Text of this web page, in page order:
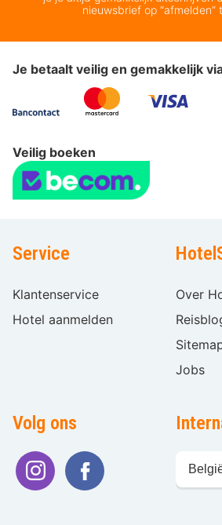
nieuwsbrief op “afmelden”
Je betaalt veilig en gemakkelijk
Veilig boeken
Service
Klantenservice
Hotel aanmelden
Over
Jobs
Volg ons
kiezen